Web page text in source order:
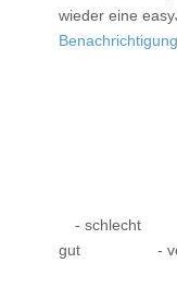
wieder eine
Benachrichtigung
- schlecht
gut
-